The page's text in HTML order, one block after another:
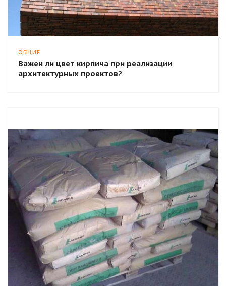
ОБЩИЕ
Важен ли цвет кирпича при реализации
архитектурных проектов?